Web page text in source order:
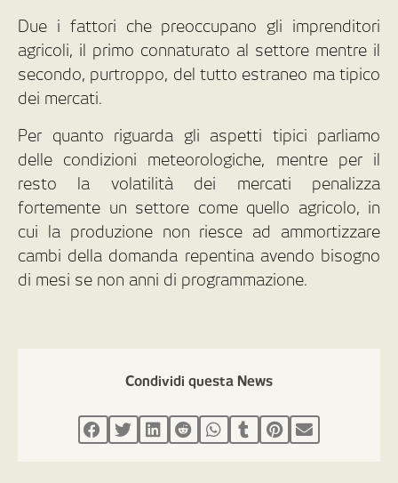
Due i fattori che preoccupano gli imprenditori
agricoli, il primo connaturato al settore mentre il
secondo, purtroppo, del tutto estraneo ma tipico
dei mercati.
Per quanto riguarda gli aspetti tipici parliamo
delle condizioni meteorologiche, mentre per il
resto la volatilità dei mercati penalizza
fortemente un settore come quello agricolo, in
cui la produzione non riesce ad ammortizzare
cambi della domanda repentina avendo bisogno
di mesi se non anni di programmazione.
Condividi questa News